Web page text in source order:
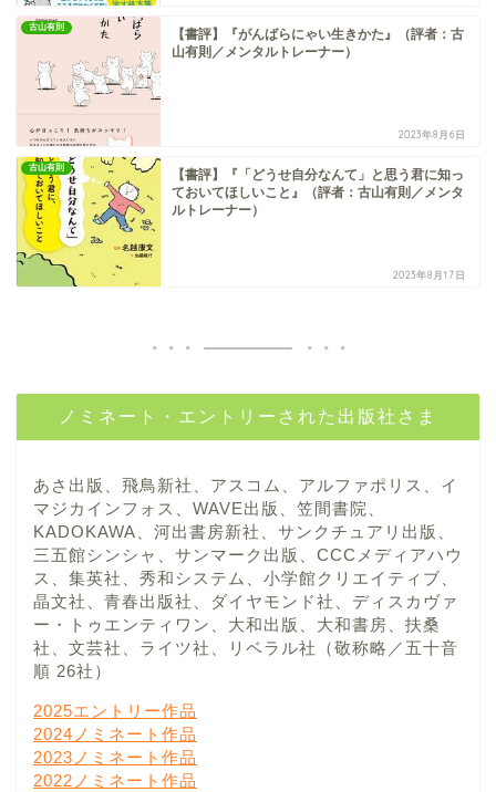
古山有則
【書評】『がんばらにゃい生きかた』（評者：古
山有則／メンタルトレーナー）
2023年8月6日
古山有則
【書評】『「どうせ自分なんて」と思う君に知っ
ておいてほしいこと』（評者：古山有則／メンタ
ルトレーナー）
2023年8月17日
ノミネート・エントリーされた出版社さま
あさ出版、飛鳥新社、アスコム、アルファポリス、イ
マジカインフォス、WAVE出版、笠間書院、
KADOKAWA、河出書房新社、サンクチュアリ出版、
三五館シンシャ、サンマーク出版、CCCメディアハウ
ス、集英社、秀和システム、小学館クリエイティブ、
晶文社、青春出版社、ダイヤモンド社、ディスカヴァ
ー・トゥエンティワン、大和出版、大和書房、扶桑
社、文芸社、ライツ社、リベラル社（敬称略／五十音
順 26社）
2025エントリー作品
2024ノミネート作品
2023ノミネート作品
2022ノミネート作品